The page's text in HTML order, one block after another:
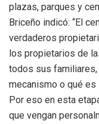
plazas, parques y
Briceño indicó: “El
verdaderos
los propietarios de
todos sus
mecanismo o qué es
Por eso en esta
que vengan